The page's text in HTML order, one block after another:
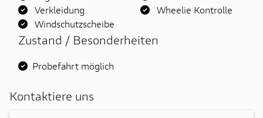
Verkleidung
Wheelie Kontrolle
Windschutzscheibe
Zustand / Besonderheiten
Probefahrt möglich
Kontaktiere uns